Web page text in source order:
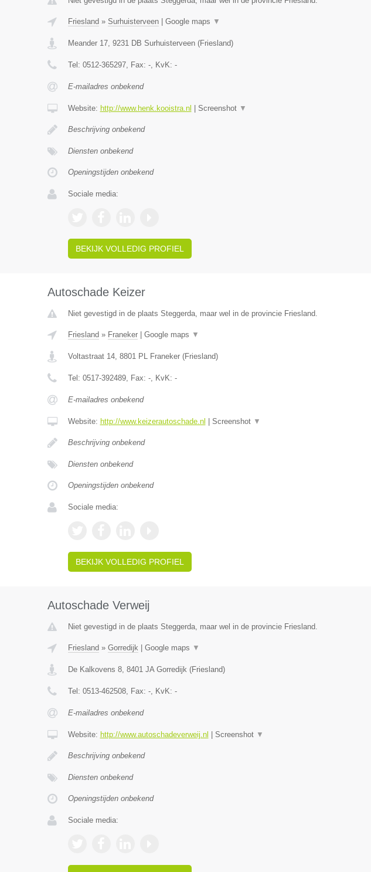
Friesland » Surhuisterveen| Google maps ▼
Meander 17, 9231 DB Surhuisterveen(Friesland)
Tel: 0512-365297, Fax: -, KvK: -
E-mailadres onbekend
Website: http://www.henk.kooistra.nl Screenshot ▼
Beschrijving onbekend
Diensten onbekend
Openingstijden onbekend
Sociale media:
BEKIJK VOLLEDIG PROFIEL
Autoschade Keizer
Niet gevestigd in de plaats Steggerda, maar wel in de provincie Friesland.
Friesland » Franeker| Google maps ▼
Voltastraat 14, 8801 PL Franeker(Friesland)
Tel: 0517-392489, Fax: -, KvK: -
E-mailadres onbekend
Website: http://www.keizerautoschade.nl Screenshot ▼
Beschrijving onbekend
Diensten onbekend
Openingstijden onbekend
Sociale media:
BEKIJK VOLLEDIG PROFIEL
Autoschade Verweij
Niet gevestigd in de plaats Steggerda, maar wel in de provincie Friesland.
Friesland » Gorredijk| Google maps ▼
De Kalkovens 8, 8401 JA Gorredijk(Friesland)
Tel: 0513-462508, Fax: -, KvK: -
E-mailadres onbekend
Website: http://www.autoschadeverweij.nl Screenshot ▼
Beschrijving onbekend
Diensten onbekend
Openingstijden onbekend
Sociale media: